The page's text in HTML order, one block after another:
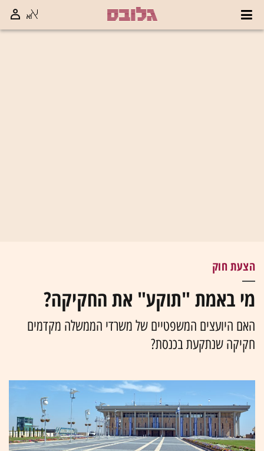
הצעת חוק
מי באמת "תוקע" את החקיקה?
האם היועצים המשפטיים של משרדי הממשלה מקדמים
חקיקה שנתקעת בכנסת?